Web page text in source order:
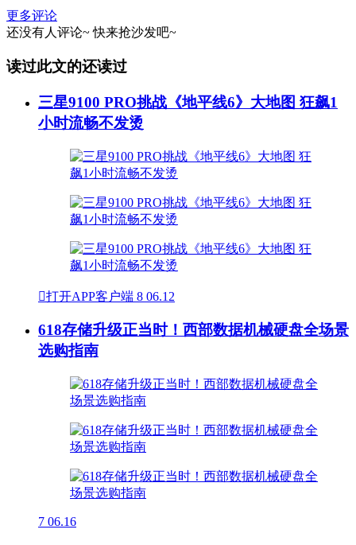
更多评论
还没有人评论~ 快来抢沙发吧~
读过此文的还读过
三星9100 PRO挑战《地平线6》大地图 狂飙1
小时流畅不发烫
打开APP客户端 8 06.12
618存储升级正当时！西部数据机械硬盘全场景
选购指南
7 06.16